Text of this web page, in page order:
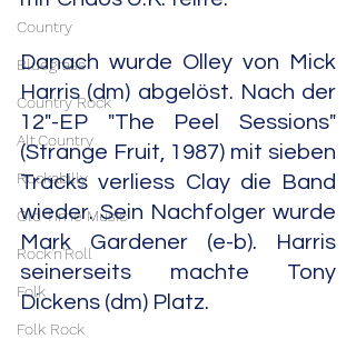
Country
Bluegrass
Country Rock
Alt.Country
Rockabilly
Old Time Music
Rock'n'Roll
Folk
Folk Rock
Danach wurde Olley von Mick
Harris (dm) abgelöst. Nach der
12"-EP "The Peel Sessions"
(Strange Fruit, 1987) mit sieben
Tracks verliess Clay die Band
wieder. Sein Nachfolger wurde
Mark Gardener (e-b). Harris
seinerseits machte Tony
Dickens (dm) Platz.